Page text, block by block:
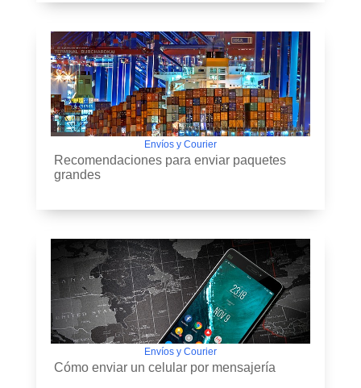
Envíos y Courier
Recomendaciones para enviar paquetes
grandes
Envíos y Courier
Cómo enviar un celular por mensajería